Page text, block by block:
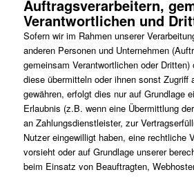
Auftragsverarbeitern,
Verantwortlichen und
Sofern wir im Rahmen unserer
anderen Personen und Unternehmen
gemeinsam Verantwortlichen oder Dritten)
diese übermitteln oder ihnen sonst Zugriff
gewähren, erfolgt dies nur auf Grundlage
Erlaubnis (z.B. wenn eine Übermittlung
an Zahlungsdienstleister, zur
Nutzer eingewilligt haben, eine rechtliche
vorsieht oder auf Grundlage unserer
beim Einsatz von Beauftragten,